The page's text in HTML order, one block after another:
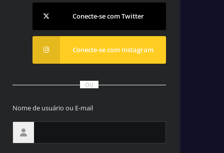
Conecte-se com Twitter
Conecte-se com Instagram
OU
Nome de usuário ou E-mail